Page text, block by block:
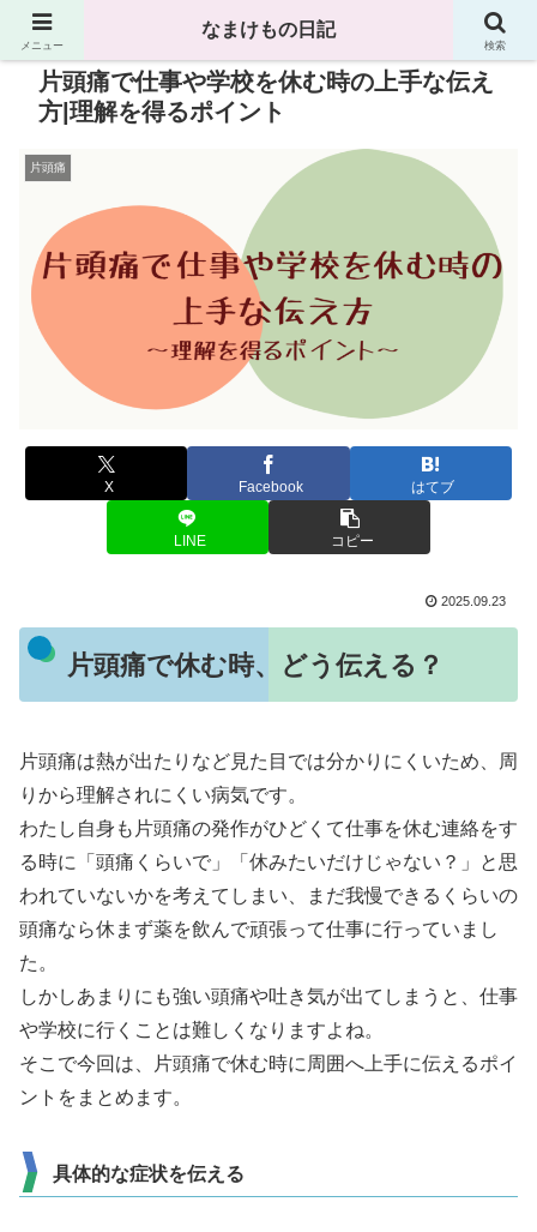
片頭痛で仕事や学校を休む時の上手な伝え
方|理解を得るポイント
片頭痛
X Facebook はてブ
LINE コピー
2025.09.23
片頭痛で休む時、どう伝える？
片頭痛は熱が出たりなど見た目では分かりにくいため、周
りから理解されにくい病気です。
わたし自身も片頭痛の発作がひどくて仕事を休む連絡をす
る時に「頭痛くらいで」「休みたいだけじゃない？」と思
われていないかを考えてしまい、まだ我慢できるくらいの
頭痛なら休まず薬を飲んで頑張って仕事に行っていまし
た。
しかしあまりにも強い頭痛や吐き気が出てしまうと、仕事
や学校に行くことは難しくなりますよね。
そこで今回は、片頭痛で休む時に周囲へ上手に伝えるポイ
ントをまとめます。
具体的な症状を伝える
メニュー
なまけもの日記
検索